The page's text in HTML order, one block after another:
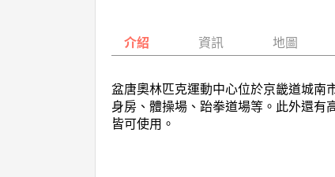
介紹 資訊 地圖
盆唐奧林匹克運動中心位於京畿道城南
身房、體操場、跆拳道場等。此外還
皆可使用。